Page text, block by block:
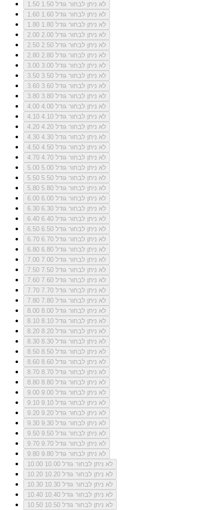
1.50
לא ניתן לבחור גודל 1.50
1.60
לא ניתן לבחור גודל 1.60
1.80
לא ניתן לבחור גודל 1.80
2.00
לא ניתן לבחור גודל 2.00
2.50
לא ניתן לבחור גודל 2.50
2.80
לא ניתן לבחור גודל 2.80
3.00
לא ניתן לבחור גודל 3.00
3.50
לא ניתן לבחור גודל 3.50
3.60
לא ניתן לבחור גודל 3.60
3.80
לא ניתן לבחור גודל 3.80
4.00
לא ניתן לבחור גודל 4.00
4.10
לא ניתן לבחור גודל 4.10
4.20
לא ניתן לבחור גודל 4.20
4.30
לא ניתן לבחור גודל 4.30
4.50
לא ניתן לבחור גודל 4.50
4.70
לא ניתן לבחור גודל 4.70
5.00
לא ניתן לבחור גודל 5.00
5.50
לא ניתן לבחור גודל 5.50
5.80
לא ניתן לבחור גודל 5.80
6.00
לא ניתן לבחור גודל 6.00
6.30
לא ניתן לבחור גודל 6.30
6.40
לא ניתן לבחור גודל 6.40
6.50
לא ניתן לבחור גודל 6.50
6.70
לא ניתן לבחור גודל 6.70
6.80
לא ניתן לבחור גודל 6.80
7.00
לא ניתן לבחור גודל 7.00
7.50
לא ניתן לבחור גודל 7.50
7.60
לא ניתן לבחור גודל 7.60
7.70
לא ניתן לבחור גודל 7.70
7.80
לא ניתן לבחור גודל 7.80
8.00
לא ניתן לבחור גודל 8.00
8.10
לא ניתן לבחור גודל 8.10
8.20
לא ניתן לבחור גודל 8.20
8.30
לא ניתן לבחור גודל 8.30
8.50
לא ניתן לבחור גודל 8.50
8.60
לא ניתן לבחור גודל 8.60
8.70
לא ניתן לבחור גודל 8.70
8.80
לא ניתן לבחור גודל 8.80
9.00
לא ניתן לבחור גודל 9.00
9.10
לא ניתן לבחור גודל 9.10
9.20
לא ניתן לבחור גודל 9.20
9.30
לא ניתן לבחור גודל 9.30
9.50
לא ניתן לבחור גודל 9.50
9.70
לא ניתן לבחור גודל 9.70
9.80
לא ניתן לבחור גודל 9.80
10.00
לא ניתן לבחור גודל 10.00
10.20
לא ניתן לבחור גודל 10.20
10.30
לא ניתן לבחור גודל 10.30
10.40
לא ניתן לבחור גודל 10.40
10.50
לא ניתן לבחור גודל 10.50